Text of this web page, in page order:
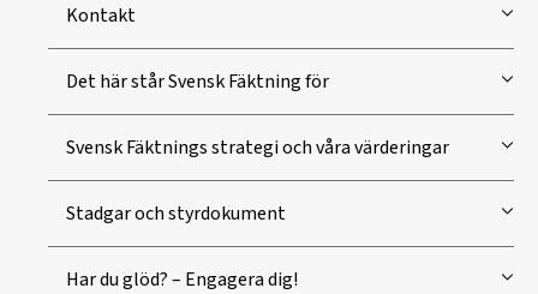
Kontakt
Det här står Svensk Fäktning för
Svensk Fäktnings strategi och våra värderingar
Stadgar och styrdokument
Har du glöd? – Engagera dig!